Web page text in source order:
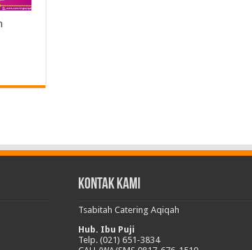
Kontak Kami
Tsabitah Catering Aqiqah
Hub. Ibu Puji
Telp. (021) 651-3834